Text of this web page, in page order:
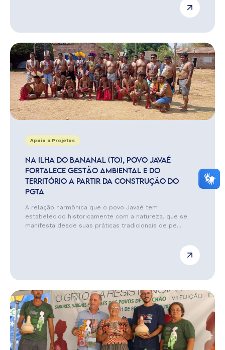
Apoio a Projetos
NA ILHA DO BANANAL (TO), POVO JAVAÉ
FORTALECE GESTÃO AMBIENTAL E DO
TERRITÓRIO A PARTIR DA CONSTRUÇÃO DO
PGTA
A relação harmônica que o povo Javaé tem
estabelecido historicamente com a natureza, que se
manifesta desde suas práticas tradicionais de pe...